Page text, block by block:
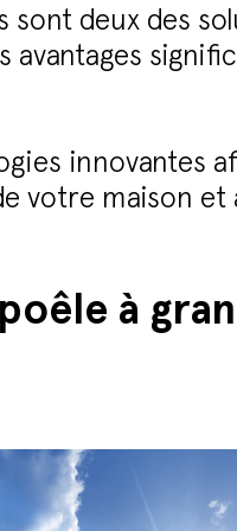
sont deux des
avantages
innovantes
votre maison et
à